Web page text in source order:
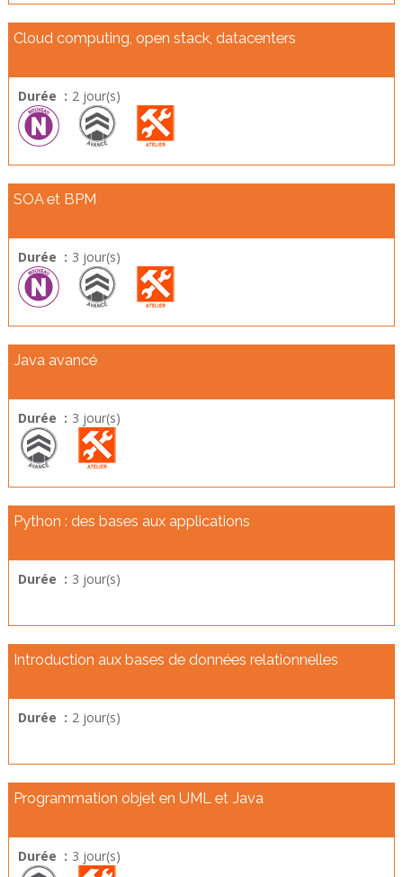
Cloud computing, open stack, datacenters
Durée : 2 jour(s)
SOA et BPM
Durée : 3 jour(s)
Java avancé
Durée : 3 jour(s)
Python : des bases aux applications
Durée : 3 jour(s)
Introduction aux bases de données relationnelles
Durée : 2 jour(s)
Programmation objet en UML et Java
Durée : 3 jour(s)